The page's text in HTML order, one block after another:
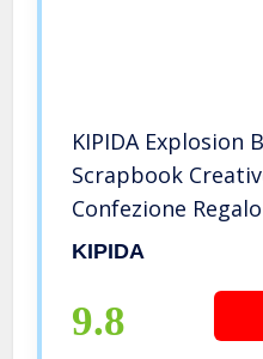
KIPIDA Explosion
Scrapbook
Confezione
Anniversario,Regali
di Sorpresa
Accessori,regali
KIPIDA
9.8